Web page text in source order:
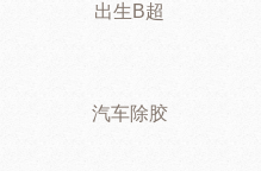
出生B超
汽车除胶